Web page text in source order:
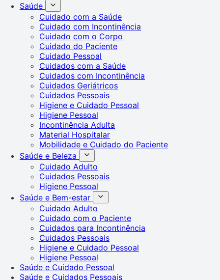
Saúde
Cuidado com a Saúde
Cuidado com Incontinência
Cuidado com o Corpo
Cuidado do Paciente
Cuidado Pessoal
Cuidados com a Saúde
Cuidados com Incontinência
Cuidados Geriátricos
Cuidados Pessoais
Higiene e Cuidado Pessoal
Higiene Pessoal
Incontinência Adulta
Material Hospitalar
Mobilidade e Cuidado do Paciente
Saúde e Beleza
Cuidado Adulto
Cuidados Pessoais
Higiene Pessoal
Saúde e Bem-estar
Cuidado Adulto
Cuidado com o Paciente
Cuidados para Incontinência
Cuidados Pessoais
Higiene e Cuidado Pessoal
Higiene Pessoal
Saúde e Cuidado Pessoal
Saúde e Cuidados Pessoais